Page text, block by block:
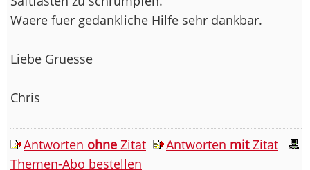
Waere fuer gedankliche Hilfe sehr dankbar.
Liebe Gruesse
Chris
Antworten ohne Zitat Antworten mitZitat
Themen-Abo bestellen